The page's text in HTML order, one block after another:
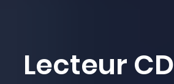
Lecteur CD